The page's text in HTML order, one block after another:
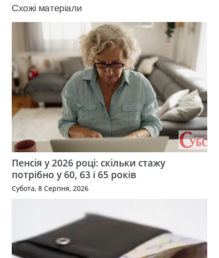
Схожі матеріали
Пенсія у 2026 році: скільки стажу
потрібно у 60, 63 і 65 років
Субота, 8 Серпня, 2026